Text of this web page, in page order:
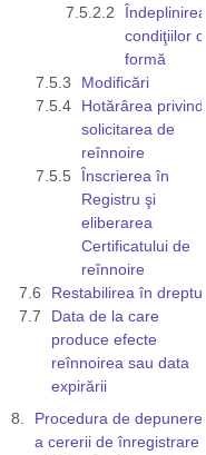
Îndeplinirea
condiţiilor de
formă
Modificări
Hotărârea privind
solicitarea de
reînnoire
Înscrierea în
Registru şi
eliberarea
Certificatului de
reînnoire
Restabilirea în drepturi
Data de la care
produce efecte
reînnoirea sau data
expirării
Procedura de depunere
a cererii de înregistrare